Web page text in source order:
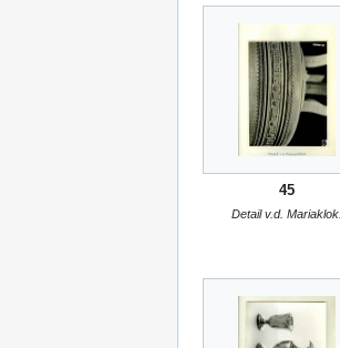
45
Detail v.d. Mariaklok.